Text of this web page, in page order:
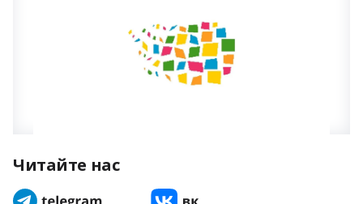
Читайте нас